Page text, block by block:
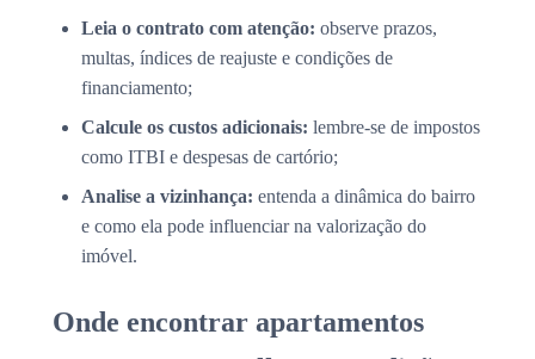
Leia o contrato com atenção: observe prazos,
multas, índices de reajuste e condições de
financiamento;
Calcule os custos adicionais: lembre-se de impostos
como ITBI e despesas de cartório;
Analise a vizinhança: entenda a dinâmica do bairro
e como ela pode influenciar na valorização do
imóvel.
Onde encontrar apartamentos